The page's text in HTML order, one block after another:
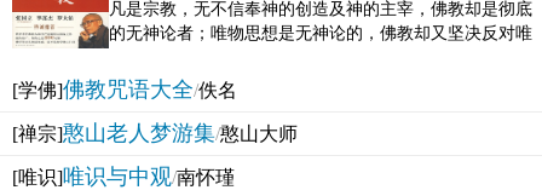
凡是宗教，无不信奉神的创造及神的主宰，佛教却是彻底
的无神论者；唯物思想是无神论的，佛教却又坚决反对唯
[学佛]佛教咒语大全/佚名
[禅宗]憨山老人梦游集/憨山大师
[唯识]唯识与中观/南怀瑾